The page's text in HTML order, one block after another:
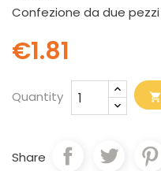
Confezione da due pezzi
€1.81
Quantity 
Share